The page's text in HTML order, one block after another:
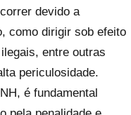
devido a
como dirigir sob efeito
entre outras
periculosidade.
é fundamental